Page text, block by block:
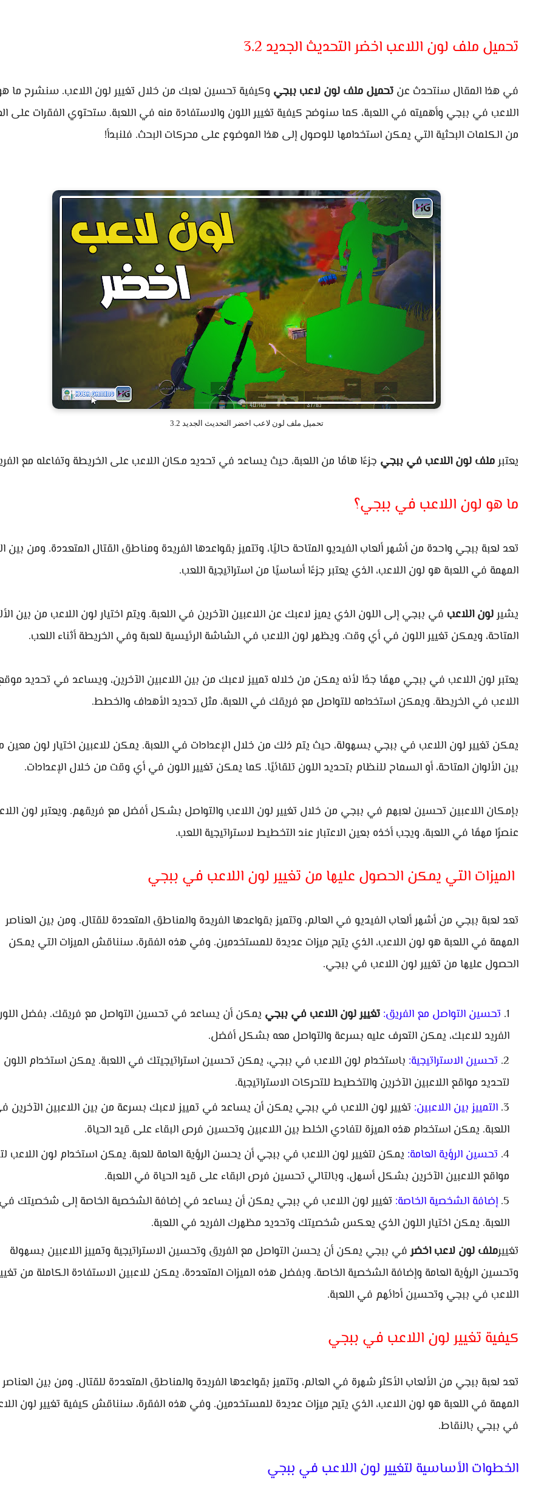
تحميل ملف لون اللاعب اخضر التحديث الجديد 3.2
في هذا المقال سنتحدث عن تحميل ملف لون لاعب ببجي وكيفية تحسين لعبك من خلال تغيير لون اللاعب. سنشرح ما
اللاعب في ببجي وأهميته في اللعبة، كما سنوضح كيفية تغيير اللون والاستفادة منه في اللعبة. ستحتوي الفقرات على
من الكلمات البحثية التي يمكن استخدامها للوصول إلى هذا الموضوع على محركات البحث. فلنبدأ!
تحميل ملف لون لاعب اخضر التحديث الجديد 3.2
يعتبرملف لون اللاعب في ببجي جزءًا هامًا من اللعبة، حيث يساعد في تحديد مكان اللاعب على الخريطة وتفاعله مع
ما هو لون اللاعب في ببجي؟
تعد لعبة ببجي واحدة من أشهر ألعاب الفيديو المتاحة حاليًا، وتتميز بقواعدها الفريدة ومناطق القتال المتعددة. ومن بين
المهمة في اللعبة هو لون اللاعب، الذي يعتبر جزءًا أساسيًا من استراتيجية اللعب.
يشيرلون اللاعب في ببجي إلى اللون الذي يميز لاعبك عن اللاعبين الآخرين في اللعبة. ويتم اختيار لون اللاعب من بين
المتاحة، ويمكن تغيير اللون في أي وقت. ويظهر لون اللاعب في الشاشة الرئيسية للعبة وفي الخريطة أثناء اللعب.
يعتبر لون اللاعب في ببجي مهمًا جدًا لأنه يمكن من خلاله تمييز لاعبك من بين اللاعبين الآخرين، ويساعد في تحديد
اللاعب في الخريطة. ويمكن استخدامه للتواصل مع فريقك في اللعبة، مثل تحديد الأهداف والخطط.
يمكن تغيير لون اللاعب في ببجي بسهولة، حيث يتم ذلك من خلال الإعدادات في اللعبة. يمكن للاعبين اختيار لون معين
بين الألوان المتاحة، أو السماح للنظام بتحديد اللون تلقائيًا. كما يمكن تغيير اللون في أي وقت من خلال الإعدادات.
بإمكان اللاعبين تحسين لعبهم في ببجي من خلال تغيير لون اللاعب والتواصل بشكل أفضل مع فريقهم. ويعتبر لون
عنصرًا مهمًا في اللعبة، ويجب أخذه بعين الاعتبار عند التخطيط لاستراتيجية اللعب.
الميزات التي يمكن الحصول عليها من تغيير لون اللاعب في ببجي
تعد لعبة ببجي من أشهر ألعاب الفيديو في العالم، وتتميز بقواعدها الفريدة والمناطق المتعددة للقتال. ومن بين العناصر
المهمة في اللعبة هو لون اللاعب، الذي يتيح ميزات عديدة للمستخدمين. وفي هذه الفقرة، سنناقش الميزات التي يمكن
الحصول عليها من تغيير لون اللاعب في ببجي.
تحسين التواصل مع الفريق: تغيير لون اللاعب في ببجي يمكن أن يساعد في تحسين التواصل مع فريقك. بفضل
الفريد للاعبك، يمكن التعرف عليه بسرعة والتواصل معه بشكل أفضل.
تحسين الاستراتيجية: باستخدام لون اللاعب في ببجي، يمكن تحسين استراتيجيتك في اللعبة. يمكن استخدام اللون
لتحديد مواقع اللاعبين الآخرين والتخطيط للتحركات الاستراتيجية.
التمييز بين اللاعبين: تغيير لون اللاعب في ببجي يمكن أن يساعد في تمييز لاعبك بسرعة من بين اللاعبين الآخرين
اللعبة. يمكن استخدام هذه الميزة لتفادي الخلط بين اللاعبين وتحسين فرص البقاء على قيد الحياة.
تحسين الرؤية العامة: يمكن لتغيير لون اللاعب في ببجي أن يحسن الرؤية العامة للعبة. يمكن استخدام لون اللاعب
مواقع اللاعبين الآخرين بشكل أسهل، وبالتالي تحسين فرص البقاء على قيد الحياة في اللعبة.
إضافة الشخصية الخاصة: تغيير لون اللاعب في ببجي يمكن أن يساعد في إضافة الشخصية الخاصة إلى شخصيتك
اللعبة. يمكن اختيار اللون الذي يعكس شخصيتك وتحديد مظهرك الفريد في اللعبة.
تغييرملف لون لاعب اخضرفي ببجي يمكن أن يحسن التواصل مع الفريق وتحسين الاستراتيجية وتمييز اللاعبين بسهولة
وتحسين الرؤية العامة وإضافة الشخصية الخاصة. وبفضل هذه الميزات المتعددة، يمكن للاعبين الاستفادة الكاملة من
اللاعب في ببجي وتحسين أدائهم في اللعبة.
كيفية تغيير لون اللاعب في ببجي
تعد لعبة ببجي من الألعاب الأكثر شهرة في العالم، وتتميز بقواعدها الفريدة والمناطق المتعددة للقتال. ومن بين العناصر
المهمة في اللعبة هو لون اللاعب، الذي يتيح ميزات عديدة للمستخدمين. وفي هذه الفقرة، سنناقش كيفية تغيير لون
في ببجي بالنقاط.
الخطوات الأساسية لتغيير لون اللاعب في ببجي